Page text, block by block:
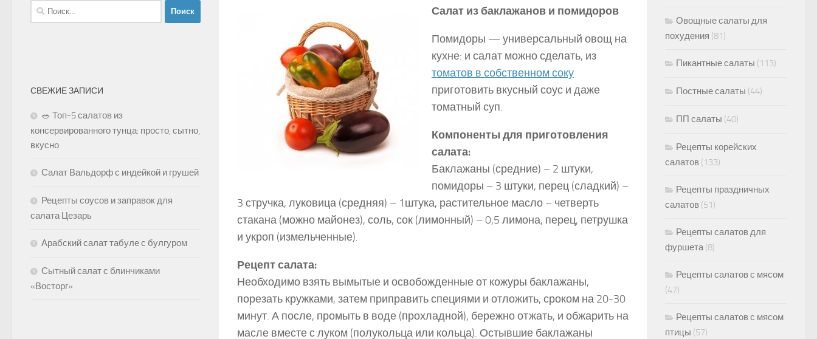
Салат из баклажанов и помидоров
Помидоры — универсальный овощ на
кухне: и салат можно сделать, из
томатов в собственном соку
приготовить вкусный соус и даже
томатный суп.
Компоненты для приготовления
салата:
Баклажаны (средние) – 2 штуки,
помидоры – 3 штуки, перец (сладкий) –
3 стручка, луковица (средняя) – 1штука, растительное масло – четверть
стакана (можно майонез), соль, сок (лимонный) – 0,5 лимона, перец, петрушка
и укроп (измельченные).
Рецепт салата:
Необходимо взять вымытые и освобожденные от кожуры баклажаны,
порезать кружками, затем приправить специями и отложить, сроком на 20-30
минут. А после, промыть в воде (прохладной), бережно отжать, и обжарить на
масле вместе с луком (полукольца или кольца). Остывшие баклажаны
Найти:
СВЕЖИЕ ЗАПИСИ
🥗 Топ-5 салатов из
консервированного тунца: просто, сытно,
вкусно
Салат Вальдорф с индейкой и грушей
Рецепты соусов и заправок для
салата Цезарь
Арабский салат табуле с булгуром
Сытный салат с блинчиками
«Восторг»
Овощные салаты для
похудения (81)
Пикантные салаты (113)
Постные салаты (44)
ПП салаты (40)
Рецепты корейских
салатов (133)
Рецепты праздничных
салатов (51)
Рецепты салатов для
фуршета(8)
Рецепты салатов с мясом
(47)
Рецепты салатов с мясом
птицы (57)